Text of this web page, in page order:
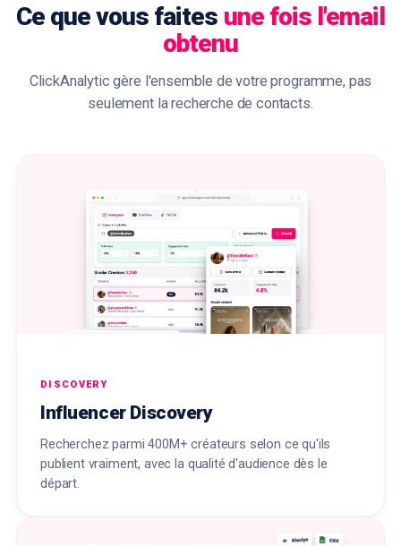
Ce que vous faites une fois l'email
obtenu
ClickAnalytic gère l'ensemble de votre programme, pas
seulement la recherche de contacts.
DISCOVERY
Influencer Discovery
Recherchez parmi 400M+ créateurs selon ce qu'ils
publient vraiment, avec la qualité d'audience dès le
départ.